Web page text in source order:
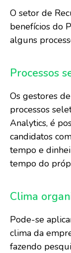
O setor de
benefícios do
alguns
Processos
Os gestores
processos
Analytics, é
candidatos
tempo e
tempo do
Clima
Pode-se
clima da
fazendo